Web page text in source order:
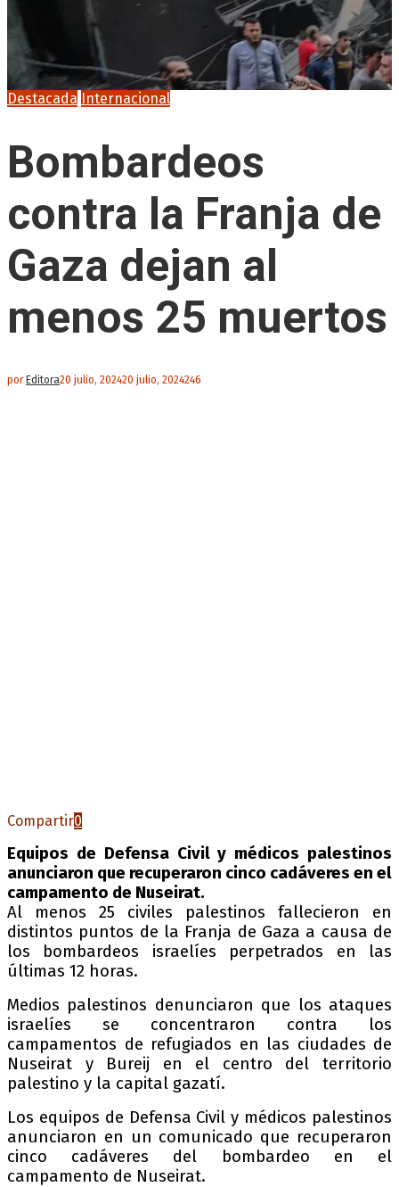
Destacada Internacional
Bombardeos
contra la Franja de
Gaza dejan al
menos 25 muertos
porEditora20 julio, 202420 julio, 2024246
Compartir0
Equipos de Defensa Civil y médicos palestinos
anunciaron que recuperaron cinco cadáveres en el
campamento de Nuseirat.
Al menos 25 civiles palestinos fallecieron en
distintos puntos de la Franja de Gaza a causa de
los bombardeos israelíes perpetrados en las
últimas 12 horas.
Medios palestinos denunciaron que los ataques
israelíes se concentraron contra los
campamentos de refugiados en las ciudades de
Nuseirat y Bureij en el centro del territorio
palestino y la capital gazatí.
Los equipos de Defensa Civil y médicos palestinos
anunciaron en un comunicado que recuperaron
cinco cadáveres del bombardeo en el
campamento de Nuseirat.